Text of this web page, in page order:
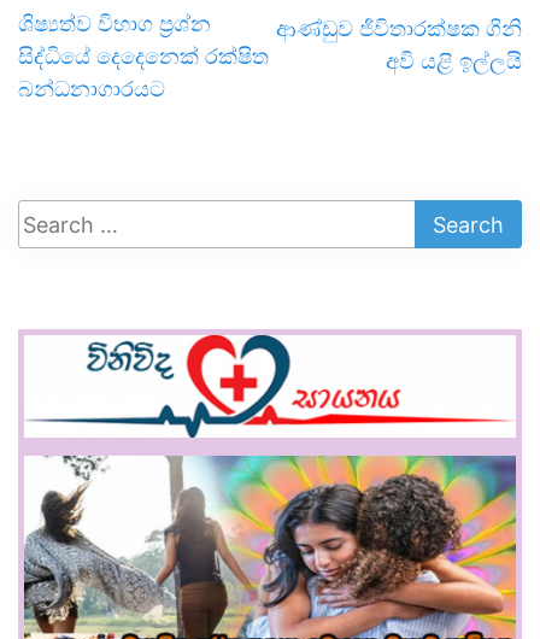
ශිෂ්‍යත්ව විභාග ප්‍රශ්න
සිද්ධියේ දෙදෙනෙක් රක්ෂිත
බන්ධනාගාරයට
ආණ්ඩුව ජිවිතාරක්ෂක ගිනි
අවි යළි ඉල්ලයි